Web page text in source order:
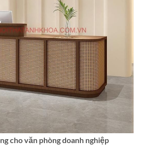
cho văn phòng doanh nghiệp